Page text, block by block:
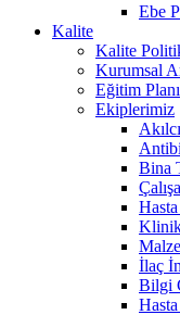
Ebe
Kalite
Kalite
Kurumsal
Eğitim Planı
Ekiplerimiz
Bina
İlaç
Bilgi